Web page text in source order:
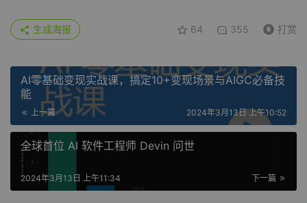
64 355 打赏
生成海报
AI零基础变现实战课，搞定10+变现场景与AIGC必备技
能
上一篇 2024年3月13日 上午10:52
全球首位 AI 软件工程师 Devin 问世
下一篇
2024年3月13日 上午11:34